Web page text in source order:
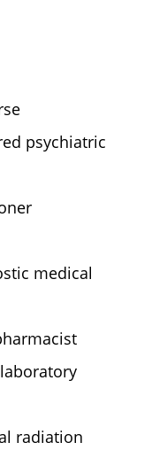
psychiatric
medical
radiation